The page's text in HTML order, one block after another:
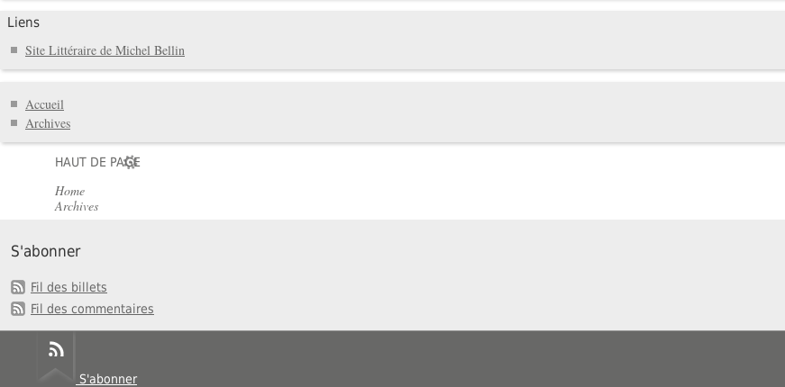
Liens
Site Littéraire de Michel Bellin
Accueil
Archives
HAUT DE PAGE
Home
Archives
S'abonner
Fil des billets
Fil des commentaires
S'abonner